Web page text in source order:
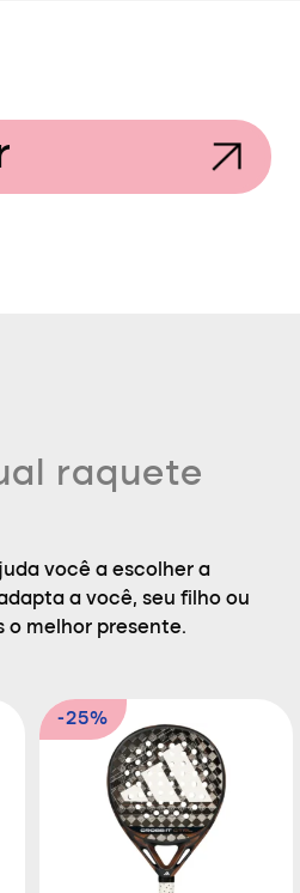
raquete
você a escolher a
a você, seu filho ou
o melhor presente.
-25%